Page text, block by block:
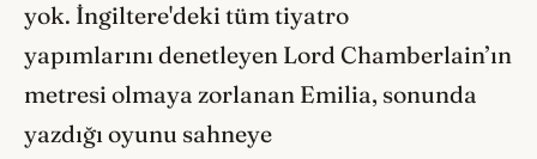
yok. İngiltere'deki tüm tiyatro
yapımlarını denetleyen Lord Chamberlain’ın
metresi olmaya zorlanan Emilia, sonunda
yazdığı oyunu sahneye